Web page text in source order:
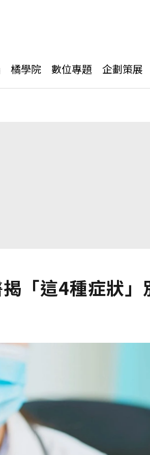
橘學院 數位專題 企劃策展
「這4種症狀」